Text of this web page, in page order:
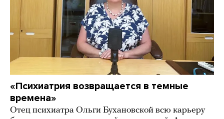
«Психиатрия возвращается в темные
времена»
Отец психиатра Ольги Бухановской всю карьеру